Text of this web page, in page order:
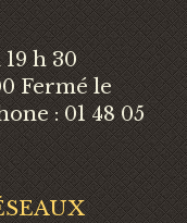
h 30
Fermé le
: 01 48 05